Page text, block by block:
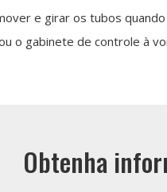
e girar os tubos
o gabinete de controle à
Obtenha